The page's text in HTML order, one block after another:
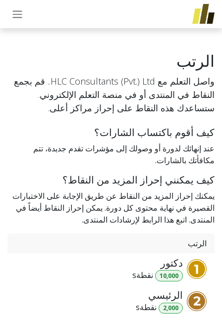
تخطي للذهاب إلى المحتوى
الرتب
واصل التعلم مع HLC Consultants (Pvt.) Ltd.. قم بجمع
النقاط في المنتدى أو في منصة التعلم الإلكتروني.
ستساعدك هذه النقاط على إحراز مراكز أعلى.
كيف أقوم باكتساب الشارات؟
عند إنهائك لدورة أو وصولك إلى مؤشرات تقدم جديدة، تتم
مكافأتك بالشارات.
كيف يمكنني إحراز المزيد من النقاط؟
يمكنك إحراز المزيد من النقاط عن طريق الإجابة على الاختبارات
القصيرة في نهاية محتوى كل دورة. يمكن إحراز النقاط أيضاً في
المنتدى. اتبع هذا الرابط لإرشادات المنتدى.
الرتب
دكتور
10,000 نقطةs
الرئيسي
2,000 نقطةs